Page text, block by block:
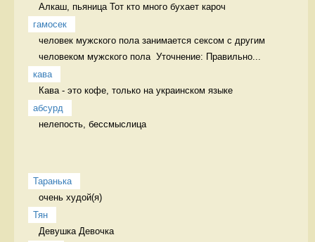
Алкаш, пьяница Тот кто много бухает кароч
гамосек
человек мужского пола занимается сексом с другим
человеком мужского пола  Уточнение: Правильно...
кава
Кава - это кофе, только на украинском языке
абсурд
нелепость, бессмыслица
Таранька
очень худой(я)
Тян
Девушка Девочка